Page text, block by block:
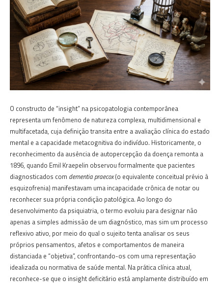
O constructo de “insight” na psicopatologia contemporânea
representa um fenômeno de natureza complexa, multidimensional e
multifacetada, cuja definição transita entre a avaliação clínica do estado
mental e a capacidade metacognitiva do indivíduo. Historicamente, o
reconhecimento da ausência de autopercepção da doença remonta a
1896, quando Emil Kraepelin observou formalmente que pacientes
diagnosticados com dementia praecox(o equivalente conceitual prévio à
esquizofrenia) manifestavam uma incapacidade crônica de notar ou
reconhecer sua própria condição patológica. Ao longo do
desenvolvimento da psiquiatria, o termo evoluiu para designar não
apenas a simples admissão de um diagnóstico, mas sim um processo
reflexivo ativo, por meio do qual o sujeito tenta analisar os seus
próprios pensamentos, afetos e comportamentos de maneira
distanciada e “objetiva”, confrontando-os com uma representação
idealizada ou normativa de saúde mental. Na prática clínica atual,
reconhece-se que o insight deficitário está amplamente distribuído em